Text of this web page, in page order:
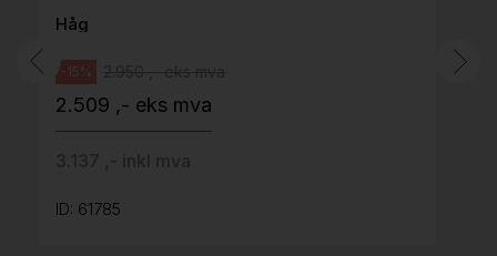
Håg
-15%
2.509 ,- eks mva
ID: 61785